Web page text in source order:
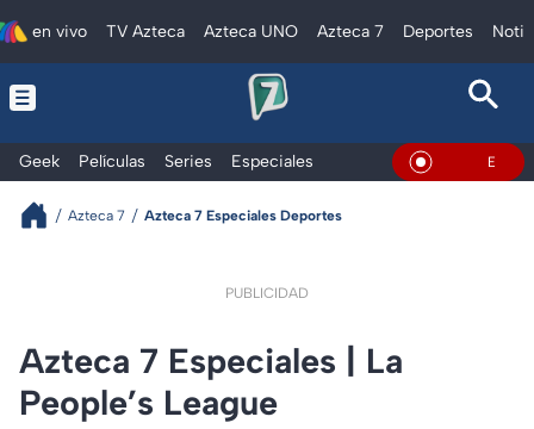
en vivo TV Azteca Azteca UNO Azteca 7 Deportes
Geek Películas Series Especiales En Vivo
Azteca 7 Azteca 7 Especiales Deportes
PUBLICIDAD
Azteca 7 Especiales | La
People’s League